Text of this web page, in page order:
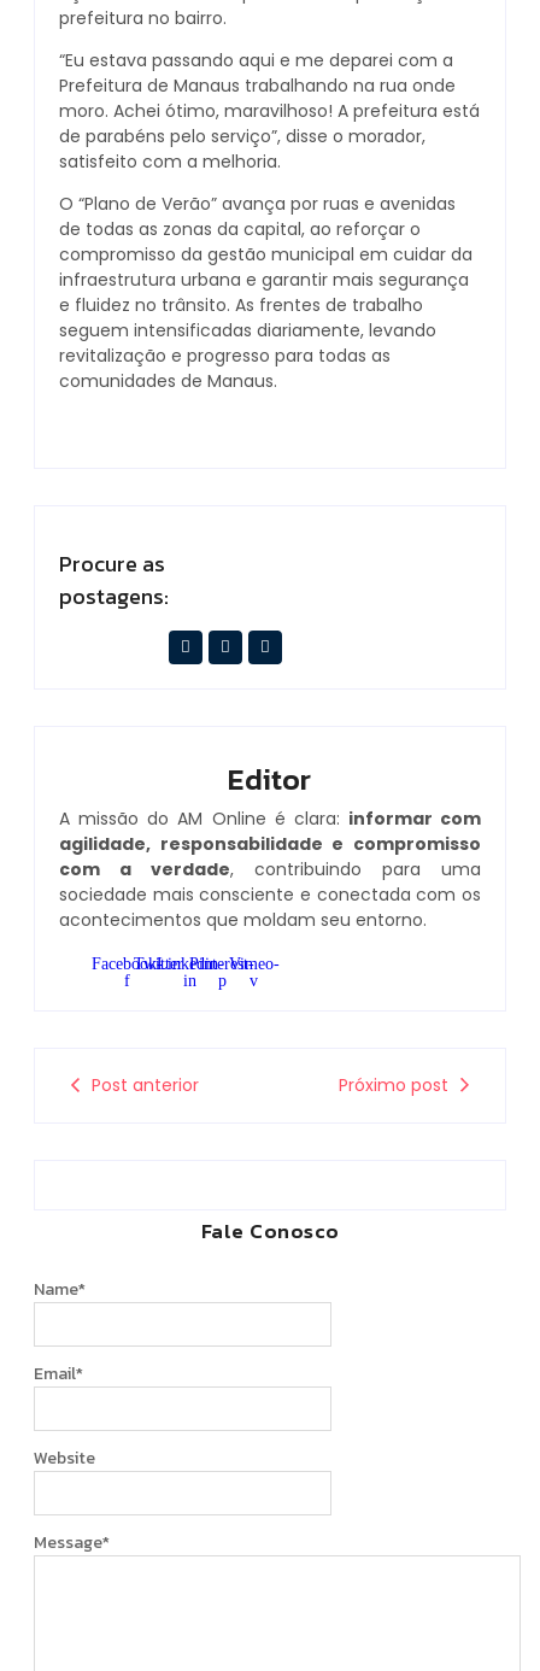
prefeitura no bairro.
“Eu estava passando aqui e me deparei com a
Prefeitura de Manaus trabalhando na rua onde
moro. Achei ótimo, maravilhoso! A prefeitura está
de parabéns pelo serviço”, disse o morador,
satisfeito com a melhoria.
O “Plano de Verão” avança por ruas e avenidas
de todas as zonas da capital, ao reforçar o
compromisso da gestão municipal em cuidar da
infraestrutura urbana e garantir mais segurança
e fluidez no trânsito. As frentes de trabalho
seguem intensificadas diariamente, levando
revitalização e progresso para todas as
comunidades de Manaus.
Procure as
postagens:
Editor
A missão do AM Online é clara: informar com
agilidade, responsabilidade e compromisso
com a verdade, contribuindo para uma
sociedade mais consciente e conectada com os
acontecimentos que moldam seu entorno.
Facebook-
f
TwitterLinkedin-
in
Pinterest-
p
Vimeo-
v
Post anterior Próximo post
Fale Conosco
Message*
Name*
Email*
Website